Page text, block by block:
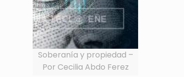
Soberanía y propiedad –
Por Cecilia Abdo Ferez